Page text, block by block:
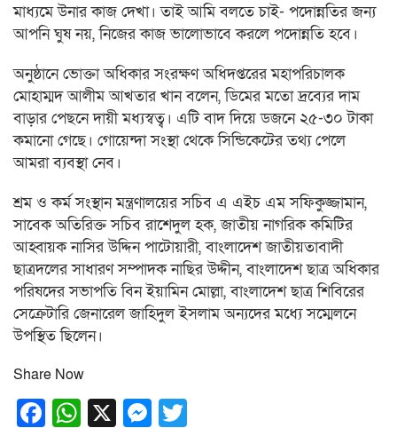
মাধ্যমে উনার কাজ দেখা। তাই আমি বলতে চাই- পদোন্নতির জন্য
আপনি ঘুষ নয়, নিজের কাজ ভালোভাবে করলে পদোন্নতি হবে।
অনুষ্ঠানে ভোক্তা অধিকার সংরক্ষণ অধিদপ্তরের মহাপরিচালক
মোহাম্মদ আলীম আখতার খান বলেন, ডিমের মতো দ্রব্যের দাম
বাড়ার পেছনে দায়ী মধ্যস্বত্ব। এটি বাদ দিয়ে ডজনে ২৫-৩০ টাকা
কমানো গেছে। গোয়েন্দা সংস্থা থেকে সিন্ডিকেটের তথ্য পেলে
আমরা ব্যবস্থা নেব।
শ্রম ও কর্ম সংস্থান মন্ত্রণালয়ের সচিব এ এইচ এম সফিকুজ্জামান,
সাবেক অতিরিক্ত সচিব রাশেদুল হক, জাতীয় নাগরিক কমিটির
আহ্বায়ক নাসির উদ্দিন পাটোয়ারী, বাংলাদেশ জাতীয়তাবাদী
ছাত্রদলের সাধারণ সম্পাদক নাছির উদ্দীন, বাংলাদেশ ছাত্র অধিকার
পরিষদের সভাপতি বিন ইয়ামিন মোল্লা, বাংলাদেশ ছাত্র শিবিরের
সেক্রেটারি জেনারেল জাহিদুল ইসলাম অন্যদের মধ্যে সম্মেলনে
উপস্থিত ছিলেন।
Share Now
Facebook
WhatsApp
X Messenger